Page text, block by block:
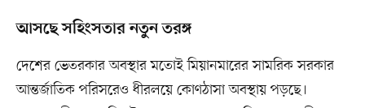
আসছে সহিংসতার নতুন তরঙ্গ
দেশের ভেতরকার অবস্থার মতোই মিয়ানমারের সামরিক সরকার
আন্তর্জাতিক পরিসরেও ধীরলয়ে কোণঠাসা অবস্থায় পড়ছে।